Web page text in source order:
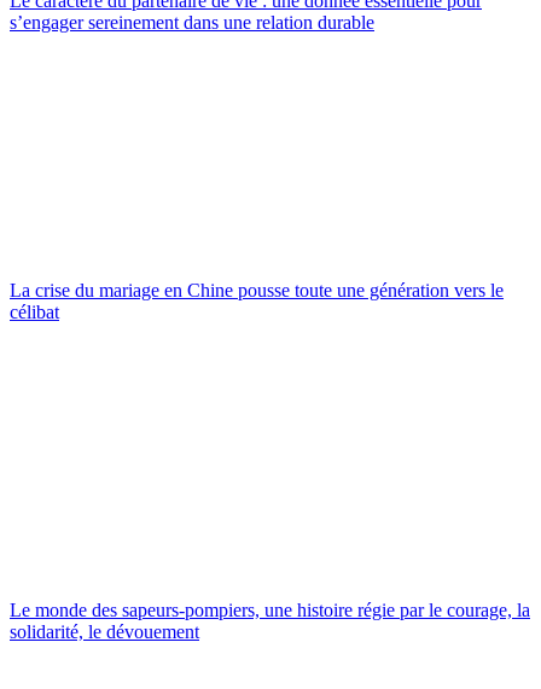
s’engager sereinement dans une relation durable
La crise du mariage en Chine pousse toute une génération vers le
célibat
Le monde des sapeurs-pompiers, une histoire régie par le courage, la
solidarité, le dévouement